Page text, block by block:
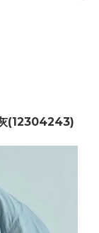
(12304243)